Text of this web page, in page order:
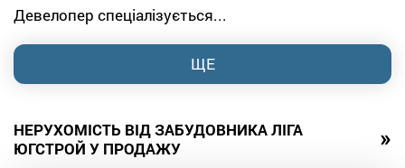
Девелопер спеціалізується...
ЩЕ
НЕРУХОМІСТЬ ВІД ЗАБУДОВНИКА ЛІГА
ЮГСТРОЙ У ПРОДАЖУ
»